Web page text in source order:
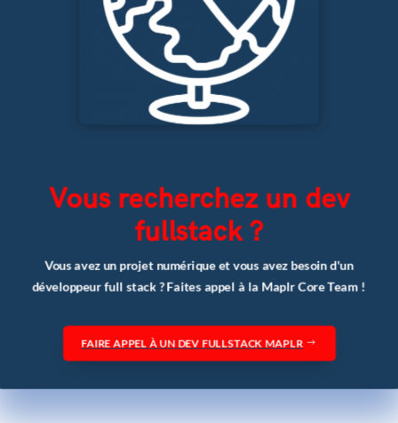
Vous recherchez un dev
fullstack ?
Vous avez un projet numérique et vous avez besoin d'un
développeur full stack ? Faites appel à la Maplr Core Team !
FAIRE APPEL À UN DEV FULLSTACK MAPLR